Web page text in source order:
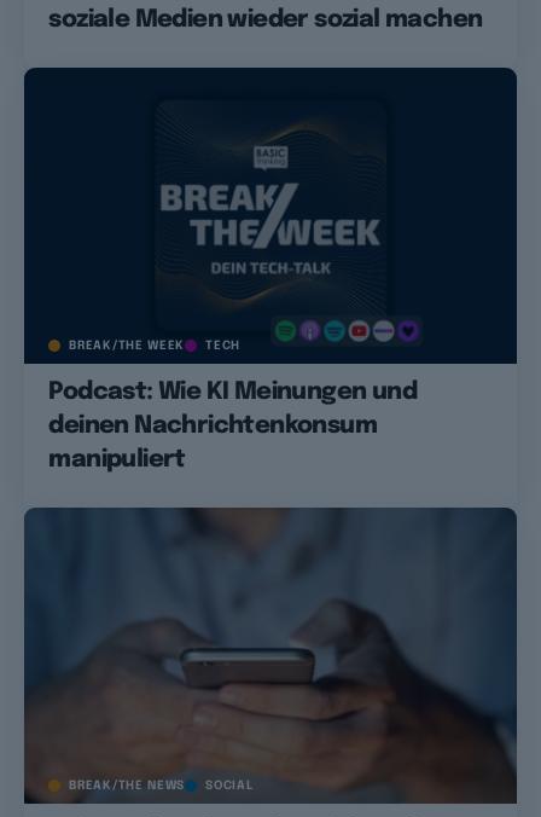
soziale Medien wieder sozial machen
BREAK/THE WEEK TECH
Podcast: Wie KI Meinungen und
deinen Nachrichtenkonsum
manipuliert
BREAK/THE NEWS SOCIAL